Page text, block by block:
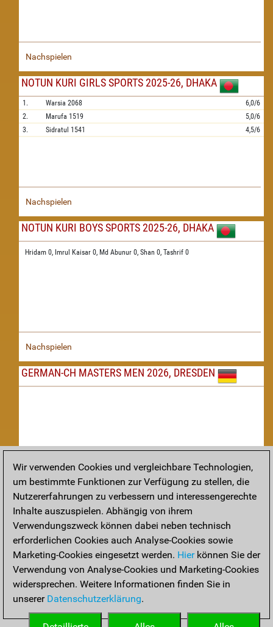
Nachspielen
NOTUN KURI GIRLS SPORTS 2025-26, DHAKA
1. Warsia 2068
6,0/6
2.
Marufa 1519
5,0/6
3.
Sidratul 1541 4,5/6
Nachspielen
NOTUN KURI BOYS SPORTS 2025-26, DHAKA
Hridam 0, Imrul Kaisar 0, Md Abunur 0, Shan 0, Tashrif 0
Nachspielen
GERMAN-CH MASTERS MEN 2026, DRESDEN
Nachspielen
TAKTIK
Taktikstellungen aus den heutigen Partien
THEORIE
Interessante Eröffnungstheorie aus aktuellen Partien
Wir verwenden Cookies und vergleichbare Technologien,
um bestimmte Funktionen zur Verfügung zu stellen, die
Nutzererfahrungen zu verbessern und interessengerechte
Inhalte auszuspielen. Abhängig von ihrem
Verwendungszweck können dabei neben technisch
erforderlichen Cookies auch Analyse-Cookies sowie
Marketing-Cookies eingesetzt werden. Hierkönnen Sie der
Verwendung von Analyse-Cookies und Marketing-Cookies
widersprechen. Weitere Informationen finden Sie in
unserer Datenschutzerklärung.